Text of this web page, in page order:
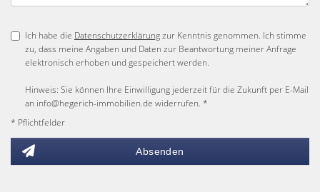
Ich habe die Datenschutzerklärungzur Kenntnis genommen. Ich stimme
zu, dass meine Angaben und Daten zur Beantwortung meiner Anfrage
elektronisch erhoben und gespeichert werden.
Hinweis: Sie können Ihre Einwilligung jederzeit für die Zukunft per E-Mail
an info@hegerich-immobilien.de widerrufen. *
* Pflichtfelder
Absenden